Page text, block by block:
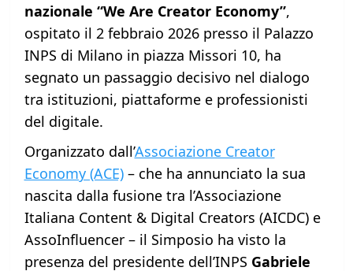
nazionale “We Are Creator Economy”,
ospitato il 2 febbraio 2026 presso il Palazzo
INPS di Milano in piazza Missori 10, ha
segnato un passaggio decisivo nel dialogo
tra istituzioni, piattaforme e professionisti
del digitale.
Organizzato dall’Associazione Creator
Economy (ACE)– che ha annunciato la sua
nascita dalla fusione tra l’Associazione
Italiana Content & Digital Creators (AICDC) e
AssoInfluencer – il Simposio ha visto la
presenza del presidente dell’INPS Gabriele